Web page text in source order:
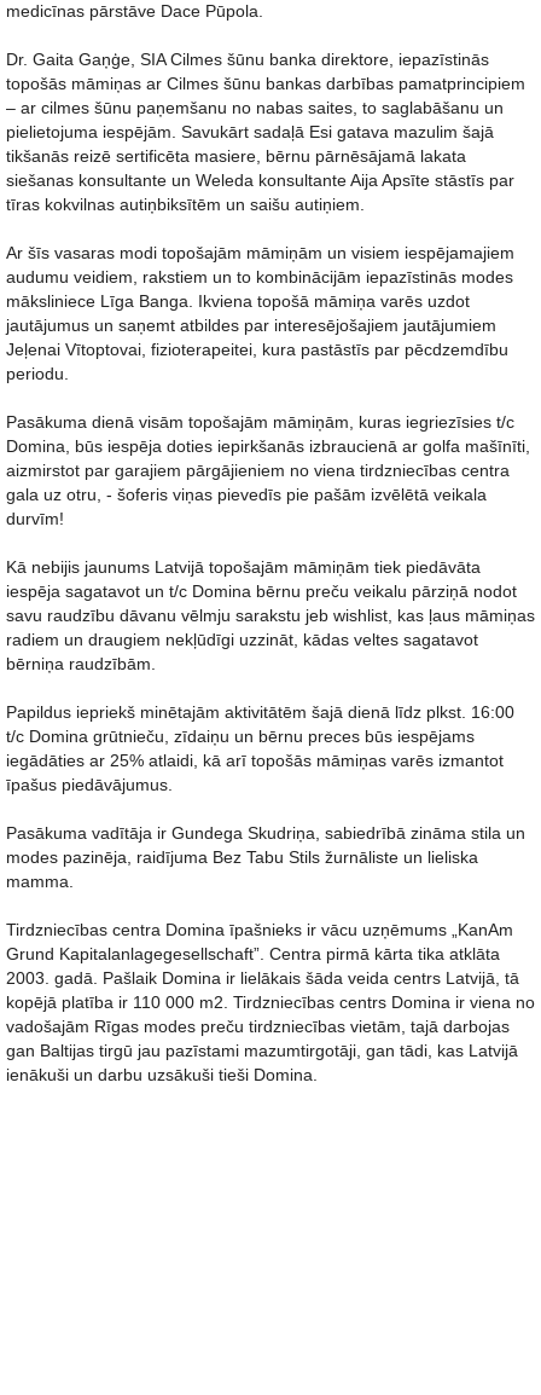
medicīnas pārstāve Dace Pūpola.
Dr. Gaita Gaņģe, SIA Cilmes šūnu banka direktore, iepazīstinās
topošās māmiņas ar Cilmes šūnu bankas darbības pamatprincipiem
– ar cilmes šūnu paņemšanu no nabas saites, to saglabāšanu un
pielietojuma iespējām. Savukārt sadaļā Esi gatava mazulim šajā
tikšanās reizē sertificēta masiere, bērnu pārnēsājamā lakata
siešanas konsultante un Weleda konsultante Aija Apsīte stāstīs par
tīras kokvilnas autiņbiksītēm un saišu autiņiem.
Ar šīs vasaras modi topošajām māmiņām un visiem iespējamajiem
audumu veidiem, rakstiem un to kombinācijām iepazīstinās modes
māksliniece Līga Banga. Ikviena topošā māmiņa varēs uzdot
jautājumus un saņemt atbildes par interesējošajiem jautājumiem
Jeļenai Vītoptovai, fizioterapeitei, kura pastāstīs par pēcdzemdību
periodu.
Pasākuma dienā visām topošajām māmiņām, kuras iegriezīsies t/c
Domina, būs iespēja doties iepirkšanās izbraucienā ar golfa mašīnīti,
aizmirstot par garajiem pārgājieniem no viena tirdzniecības centra
gala uz otru, - šoferis viņas pievedīs pie pašām izvēlētā veikala
durvīm!
Kā nebijis jaunums Latvijā topošajām māmiņām tiek piedāvāta
iespēja sagatavot un t/c Domina bērnu preču veikalu pārziņā nodot
savu raudzību dāvanu vēlmju sarakstu jeb wishlist, kas ļaus māmiņas
radiem un draugiem nekļūdīgi uzzināt, kādas veltes sagatavot
bērniņa raudzībām.
Papildus iepriekš minētajām aktivitātēm šajā dienā līdz plkst. 16:00
t/c Domina grūtnieču, zīdaiņu un bērnu preces būs iespējams
iegādāties ar 25% atlaidi, kā arī topošās māmiņas varēs izmantot
īpašus piedāvājumus.
Pasākuma vadītāja ir Gundega Skudriņa, sabiedrībā zināma stila un
modes pazinēja, raidījuma Bez Tabu Stils žurnāliste un lieliska
mamma.
Tirdzniecības centra Domina īpašnieks ir vācu uzņēmums „KanAm
Grund Kapitalanlagegesellschaft”. Centra pirmā kārta tika atklāta
2003. gadā. Pašlaik Domina ir lielākais šāda veida centrs Latvijā, tā
kopējā platība ir 110 000 m2. Tirdzniecības centrs Domina ir viena no
vadošajām Rīgas modes preču tirdzniecības vietām, tajā darbojas
gan Baltijas tirgū jau pazīstami mazumtirgotāji, gan tādi, kas Latvijā
ienākuši un darbu uzsākuši tieši Domina.